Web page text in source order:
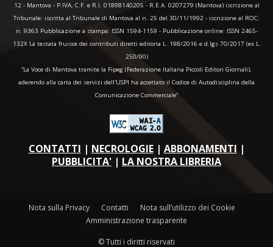
12 - Mantova - P.IVA, C.F. e R.I. 01898140205 - R.E.A. 0207279 (Mantova) iscrizione al
Tribunale: iscritta al Tribunale di Mantova al n. 25 del 30/11/1992 - iscrizione al ROC:
n. 9363 Pubblicazione a stampa: ISSN 1594-1159 - Pubblicazione online: ISSN 2465-
132X La testata fruisce dei contributi diretti editoria L. 198/2016 e d.lgs 70/2017 (ex L.
250/90)
“La Voce di Mantova tramite la Fipeg (Federazione Italiana Piccoli Editori Giornali),
aderendo alla carta dei servizi dell'USPI ha accettato il Codice di Autodisciplina della
Comunicazione Commerciale"
CONTATTI | NECROLOGIE| ABBONAMENTI |
PUBBLICITA' | LA NOSTRA LIBRERIA
Nota sulla Privacy Contatti
Nota sull’utilizzo dei Cookie
Amministrazione trasparente
© Tutti i diritti riservati